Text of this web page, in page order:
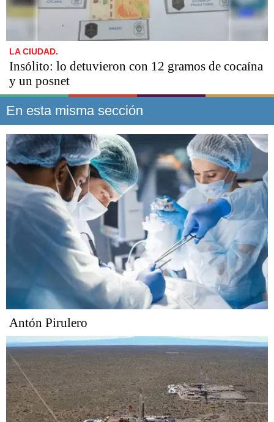
LA CIUDAD.
Insólito: lo detuvieron con 12 gramos de cocaína
y un posnet
En esta misma sección
Antón Pirulero